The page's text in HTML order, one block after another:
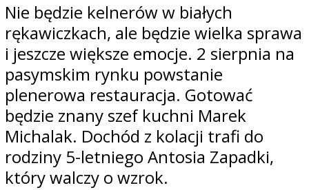
Nie będzie kelnerów w białych
rękawiczkach, ale będzie wielka sprawa
i jeszcze większe emocje. 2 sierpnia na
pasymskim rynku powstanie
plenerowa restauracja. Gotować
będzie znany szef kuchni Marek
Michalak. Dochód z kolacji trafi do
rodziny 5-letniego Antosia Zapadki,
który walczy o wzrok.